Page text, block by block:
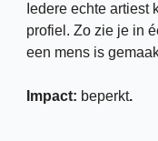
Iedere echte artiest
profiel. Zo zie je in
een mens is
Impact: beperkt.